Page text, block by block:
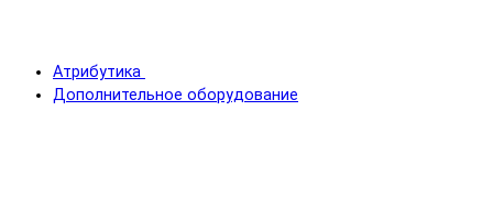
Атрибутика
Дополнительное оборудование